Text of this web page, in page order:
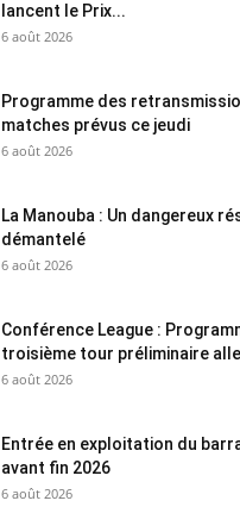
lancent le Prix...
6 août 2026
Programme des
matches prévus ce jeudi
6 août 2026
La Manouba : Un dangereux
démantelé
6 août 2026
Conférence League :
troisième tour préliminaire
6 août 2026
Entrée en exploitation du
avant fin 2026
6 août 2026